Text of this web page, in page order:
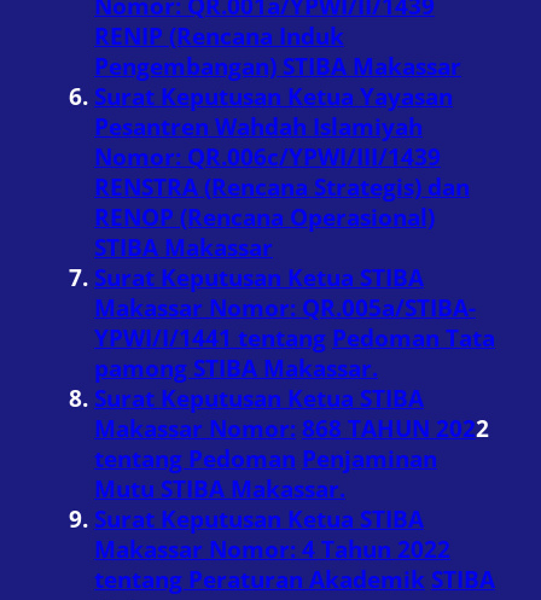
RENIP (Rencana Induk
Pengembangan) STIBA Makassar
Surat Keputusan Ketua Yayasan
Pesantren Wahdah Islamiyah
Nomor: QR.006c/YPWI/III/1439
RENSTRA (Rencana Strategis) dan
RENOP (Rencana Operasional)
STIBA Makassar
Surat Keputusan Ketua STIBA
Makassar Nomor: QR.005a/STIBA-
YPWI/I/1441 tentang Pedoman Tata
pamong STIBA Makassar.
Surat Keputusan Ketua STIBA
Makassar Nomor: 868 TAHUN 2022
tentang Pedoman Penjaminan
Mutu STIBA Makassar.
Surat Keputusan Ketua STIBA
Makassar Nomor: 4 Tahun 2022
tentang Peraturan Akademik STIBA